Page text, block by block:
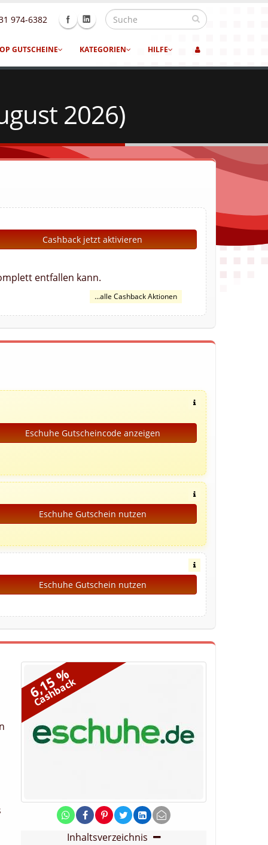
974-6382
GUTSCHEINE KATEGORIEN HILFE
2026)
Cashback jetzt aktivieren
entfallen kann.
...alle Cashback Aktionen
Eschuhe Gutscheincode anzeigen
Eschuhe Gutschein nutzen
Eschuhe Gutschein nutzen
6,15 %
Cashback
Inhaltsverzeichnis